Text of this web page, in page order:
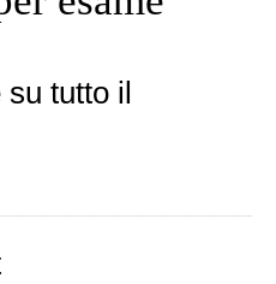
tutto il